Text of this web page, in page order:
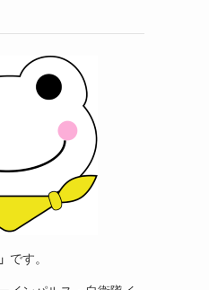
です。